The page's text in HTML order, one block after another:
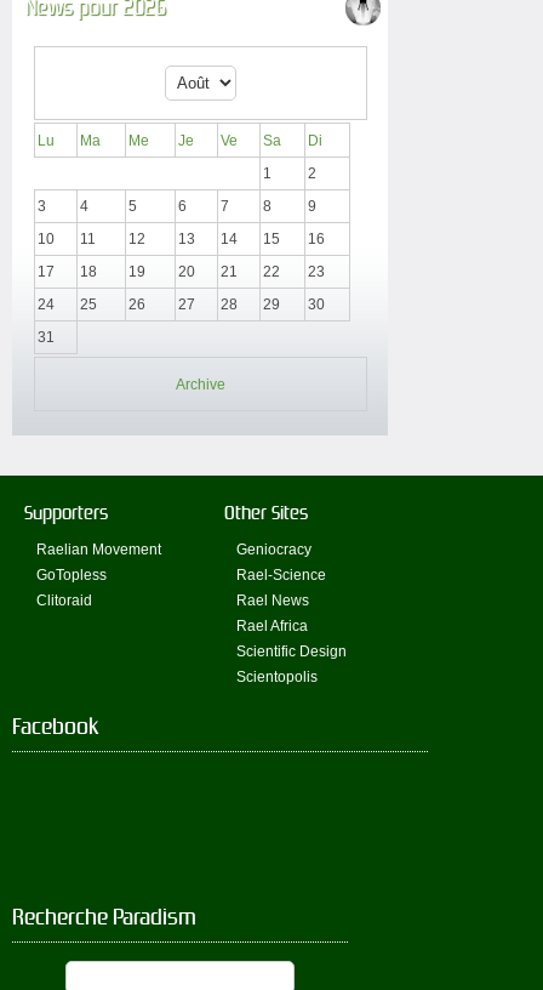
News pour 2026
Lu Ma Me Je Ve Sa
Di
1
2
3
4 5 6 7 8
9
10
11 12 13 14 15
16
17
18 19 20 21 22
23
24
25 26 27 28 29
30
31
Archive
Supporters
Raelian Movement
GoTopless
Clitoraid
Other Sites
Geniocracy
Rael-Science
Rael News
Rael Africa
Scientific Design
Scientopolis
Facebook
Recherche Paradism